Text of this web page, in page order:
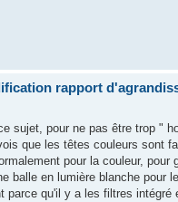
rapport
sujet, pour ne pas être trop "
que les têtes couleurs sont
pour la couleur,
balle en lumière blanche pour
qu'il y a les filtres